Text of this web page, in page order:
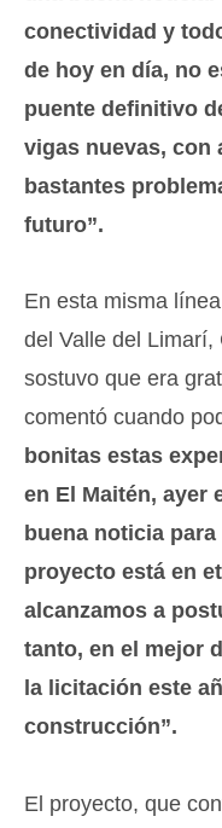
conectividad y
de hoy en día, no
puente definitivo
vigas nuevas, con
bastantes
futuro”.
En esta misma
del Valle del Limarí,
sostuvo que era
comentó cuando
bonitas estas
en El Maitén, ayer
buena noticia
proyecto está en
alcanzamos a
tanto, en el mejor
la licitación este
construcción”.
El proyecto, que